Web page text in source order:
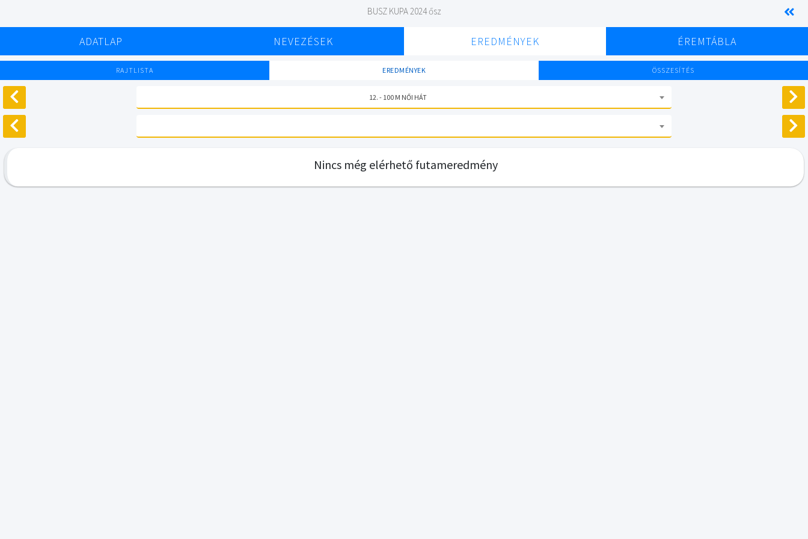
BUSZ KUPA 2024 ősz
ADATLAP NEVEZÉSEK EREDMÉNYEK ÉREMTÁBLA
RAJTLISTA EREDMÉNYEK ÖSSZESÍTÉS
12. - 100 M NŐI HÁT
Nincs még elérhető futameredmény